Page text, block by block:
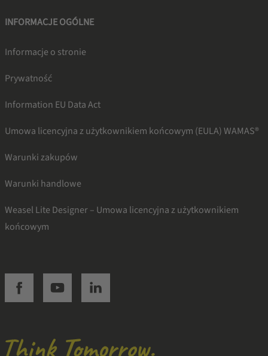
INFORMACJE OGÓLNE
Informacje o stronie
Prywatność
Information EU Data Act
Umowa licencyjna z użytkownikiem końcowym (EULA) WAMAS®
Warunki zakupów
Warunki handlowe
Weasel Lite Designer – Umowa licencyjna z użytkownikiem
końcowym
SSI facebookSSI youtubeSSI linkedin